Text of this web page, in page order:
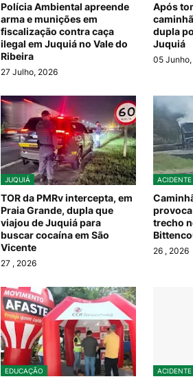
Polícia Ambiental apreende
arma e munições em
fiscalização contra caça
ilegal em Juquiá no Vale do
Ribeira
27 Julho, 2026
Após
dupla
Juquiá
05
JUQUIÁ
TOR da PMRv intercepta, em
Praia Grande, dupla que
viajou de Juquiá para
buscar cocaína em São
Vicente
27 , 2026
ACIDENTE
trecho
26 , 2026
EDUCAÇÃO ACIDENTE